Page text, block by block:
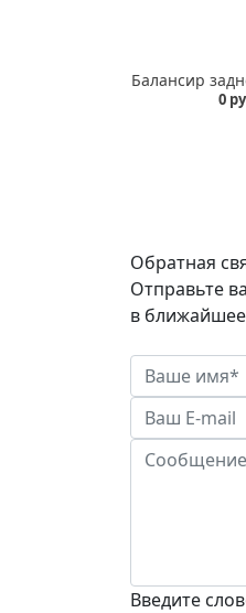
0
Обратная
Отправьте
в
Введите